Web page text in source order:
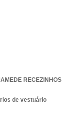
RECEZINHOS
de vestuário